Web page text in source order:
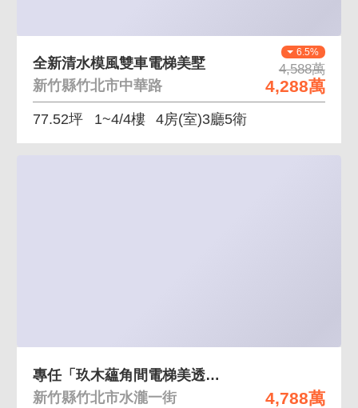
6.5%
4,588萬
4,288萬
全新清水模風雙車電梯美墅
新竹縣竹北市中華路
77.52坪 1~4/4樓 4房(室)3廳5衛
4,788萬
專任「玖木蘊角間電梯美透天」可停雙車～地坪30坪
新竹縣竹北市水瀧一街